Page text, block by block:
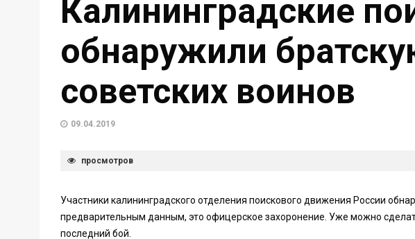
Калининградские
обнаружили
советских воинов
09.04.2019
просмотров
Участники калининградского отделения поискового движения России
предварительным данным, это офицерское захоронение. Уже можно
последний бой.